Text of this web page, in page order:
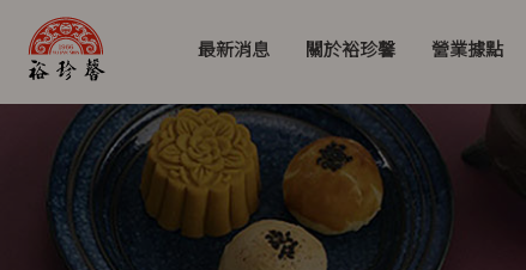
最新消息 關於裕珍馨 營業據點